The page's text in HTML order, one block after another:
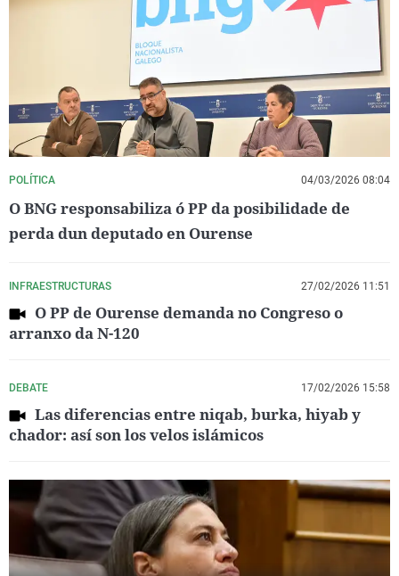
POLÍTICA 04/03/2026 08:04
O BNG responsabiliza ó PP da posibilidade de
perda dun deputado en Ourense
INFRAESTRUCTURAS 27/02/2026 11:51
O PP de Ourense demanda no Congreso o
arranxo da N-120
DEBATE 17/02/2026 15:58
Las diferencias entre niqab, burka, hiyab y
chador: así son los velos islámicos